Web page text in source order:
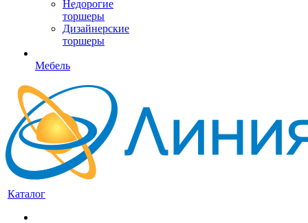
Недорогие
торшеры
Дизайнерские
торшеры
Мебель
Каталог